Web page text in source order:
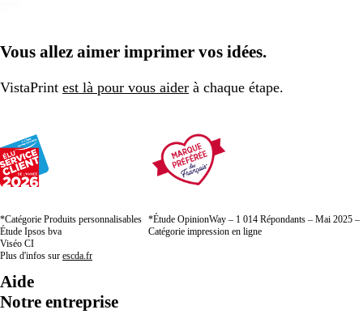
Vous allez aimer imprimer vos idées.
VistaPrint est là pour vous aider à chaque étape.
*Catégorie Produits personnalisables
Étude Ipsos bva
Viséo CI
Plus d'infos sur escda.fr
*Étude OpinionWay – 1 014 Répondants – Mai 2025 –
Catégorie impression en ligne
Aide
Notre entreprise